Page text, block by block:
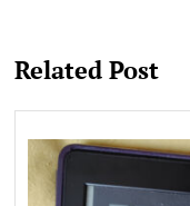
Related Post